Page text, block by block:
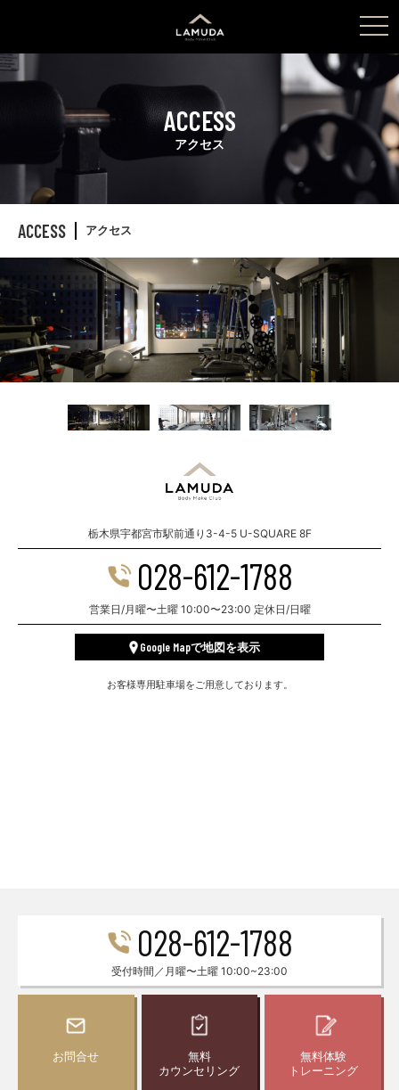
ACCESS
アクセス
ACCESS アクセス
栃木県宇都宮市駅前通り3-4-5 U-SQUARE 8F
028-612-1788
営業日/月曜〜土曜 10:00〜23:00 定休日/日曜
Google Mapで地図を表示
お客様専用駐車場をご用意しております。
028-612-1788
受付時間／月曜〜土曜 10:00~23:00
お問合せ
無料
カウンセリング
無料体験
トレーニング